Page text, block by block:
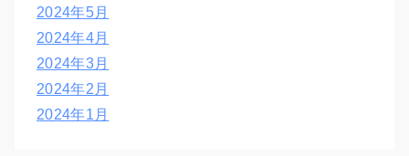
2024年5月
2024年4月
2024年3月
2024年2月
2024年1月